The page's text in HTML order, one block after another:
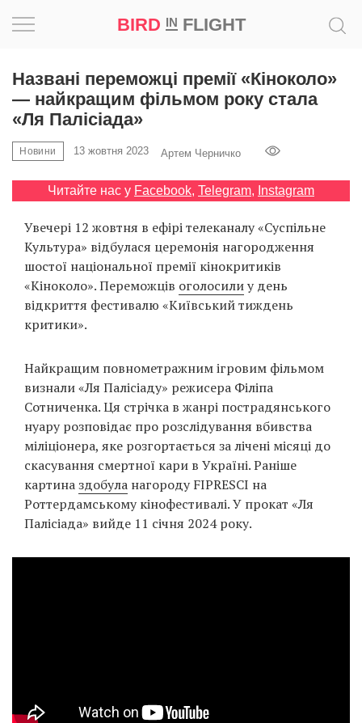
BIRD INFLIGHT
EN
RU
Названі переможці премії «Кіноколо»
— найкращим фільмом року стала
«Ля Палісіада»
Новини 13 жовтня 2023 Артем Черничко
Читайте нас у Facebook, Telegram, Instagram
Увечері 12 жовтня в ефірі телеканалу «Суспільне
Культура» відбулася церемонія нагородження
шостої національної премії кінокритиків
«Кіноколо». Переможців оголосилиу день
відкриття фестивалю «Київський тиждень
критики».
Найкращим повнометражним ігровим фільмом
визнали «Ля Палісіаду» режисера Філіпа
Сотниченка. Ця стрічка в жанрі пострадянського
нуару розповідає про розслідування вбивства
міліціонера, яке розгортається за лічені місяці до
скасування смертної кари в Україні. Раніше
картиназдобула нагороду FIPRESCI на
Роттердамському кінофестивалі. У прокат «Ля
Палісіада» вийде 11 січня 2024 року.